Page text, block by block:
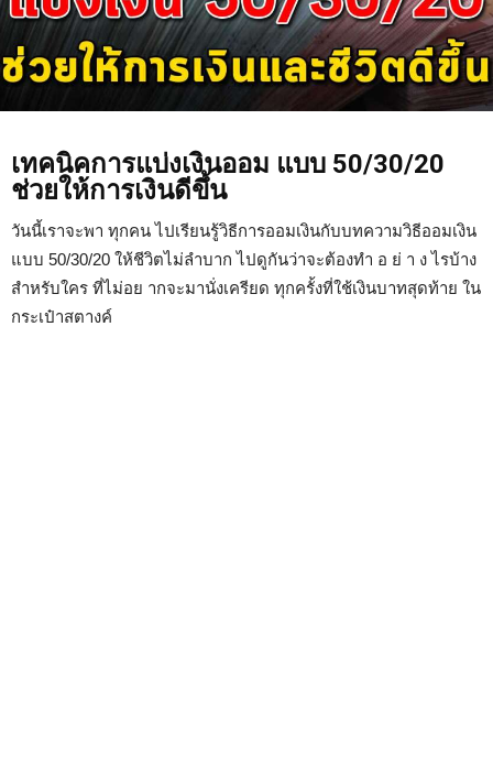
เทคนิคการแบ่งเงินออม แบบ 50/30/20
ช่วยให้การเงินดีขึ้น
วันนี้เราจะพา ทุกคน ไปเรียนรู้วิธีการออมเงินกับบทความวิธีออมเงิน
แบบ 50/30/20 ให้ชีวิตไม่ลำบาก ไปดูกันว่าจะต้องทำ อ ย่ า ง ไรบ้าง
สำหรับใคร ที่ไม่อย ากจะมานั่งเครียด ทุกครั้งที่ใช้เงินบาทสุดท้าย ใน
กระเป๋าสตางค์